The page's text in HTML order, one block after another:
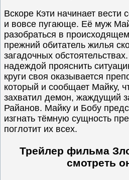
Вскоре Кэти начинает вести
и вовсе пугающе. Её муж
разобраться в
прежний обитатель жилья
загадочных
надеждой прояснить
круги своя оказывается
который и сообщает Майку,
захватил демон, жаждущий
Райанов. Майку и Бобу
изгнать тёмную сущность
поглотит их всех.
Трейлер фильма
смотреть